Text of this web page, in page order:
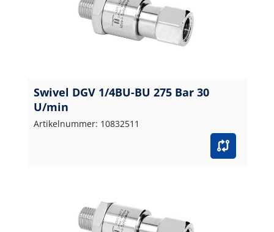
Swivel DGV 1/4BU-BU 275 Bar 30
U/min
Artikelnummer: 10832511